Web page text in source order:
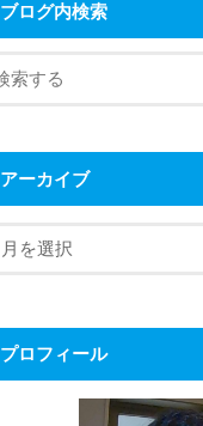
ブログ内検索
アーカイブ
プロフィール